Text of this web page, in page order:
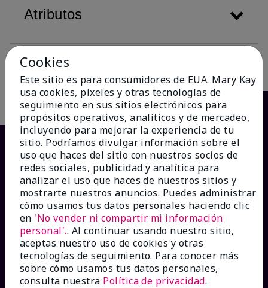
Atributos
Descripción
¿CÓMO PODEMOS AYUDAR?
Recibe e-mails
Cookies
Este sitio es para consumidores de EUA. Mary Kay
usa cookies, pixeles y otras tecnologías de
seguimiento en sus sitios electrónicos para
propósitos operativos, analíticos y de mercadeo,
incluyendo para mejorar la experiencia de tu
sitio. Podríamos divulgar información sobre el
uso que haces del sitio con nuestros socios de
redes sociales, publicidad y analítica para
analizar el uso que haces de nuestros sitios y
mostrarte nuestros anuncios. Puedes administrar
cómo usamos tus datos personales haciendo clic
en 'No vender ni compartir mi información
personal'.. Al continuar usando nuestro sitio,
aceptas nuestro uso de cookies y otras
tecnologías de seguimiento. Para conocer más
sobre cómo usamos tus datos personales,
consulta nuestra Política de privacidad.